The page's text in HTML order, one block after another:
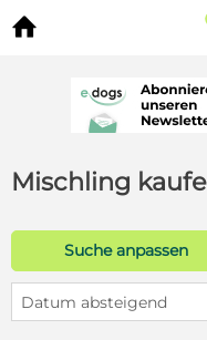

Mischling
Suche anpassen
Datum absteigend